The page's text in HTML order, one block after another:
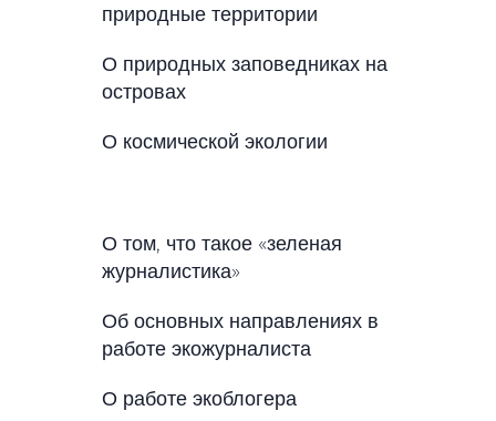
природные территории
О природных заповедниках на
островах
О космической экологии
О том, что такое «зеленая
журналистика»
Об основных направлениях в
работе экожурналиста
О работе экоблогера